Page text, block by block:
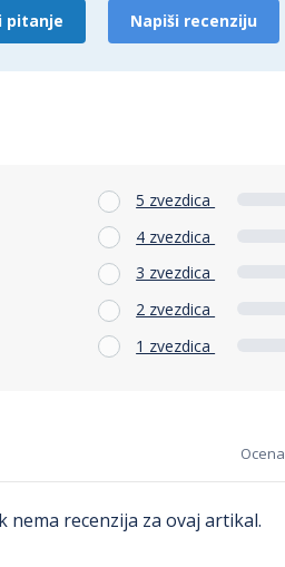
pitanje Napiši recenziju
5 zvezdica
4 zvezdica
3 zvezdica
2 zvezdica
1 zvezdica
Ocena
nema recenzija za ovaj artikal.